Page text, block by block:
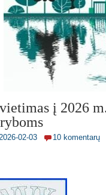
į 2026
02-03 10 komentarų